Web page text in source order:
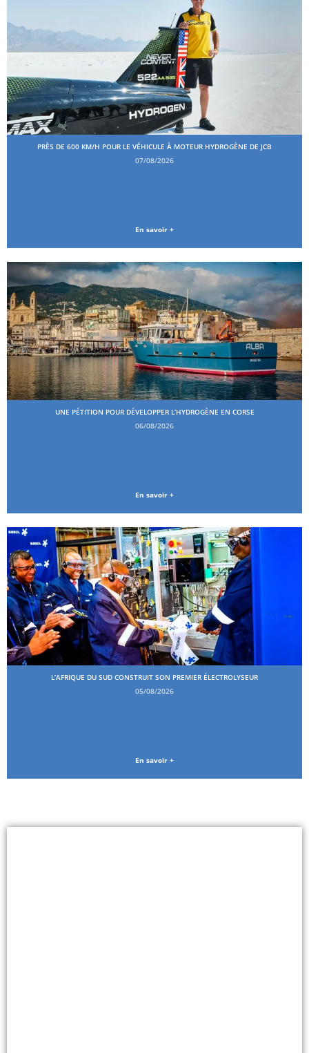
PRÈS DE 600 KM/H POUR LE VÉHICULE À MOTEUR HYDROGÈNE DE JCB
07/08/2026
En savoir +
UNE PÉTITION POUR DÉVELOPPER L’HYDROGÈNE EN CORSE
06/08/2026
En savoir +
L’AFRIQUE DU SUD CONSTRUIT SON PREMIER ÉLECTROLYSEUR
05/08/2026
En savoir +